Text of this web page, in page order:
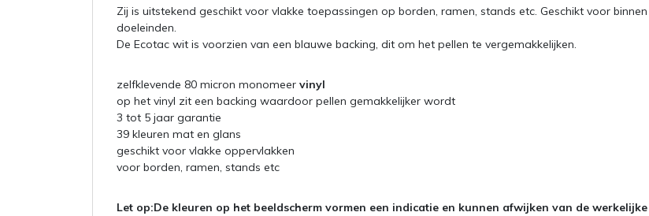
Zij is uitstekend geschikt voor vlakke toepassingen op borden, ramen, stands etc. Geschikt voor
doeleinden.
De Ecotac wit is voorzien van een blauwe backing, dit om het pellen te vergemakkelijken.
zelfklevende 80 micron monomeer vinyl
op het vinyl zit een backing waardoor pellen gemakkelijker wordt
3 tot 5 jaar garantie
39 kleuren mat en glans
geschikt voor vlakke oppervlakken
voor borden, ramen, stands etc
Let op:De kleuren op het beeldscherm vormen een indicatie en kunnen afwijken van de